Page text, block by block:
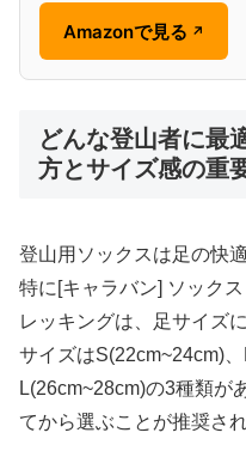
Amazonで見る ↗
どんな登山者に最
方とサイズ感の重
登山用ソックスは足の快
特に[キャラバン] ソック
レッキングは、足サイズ
サイズはS(22cm~24cm)、
L(26cm~28cm)の3種類が
てから選ぶことが推奨され